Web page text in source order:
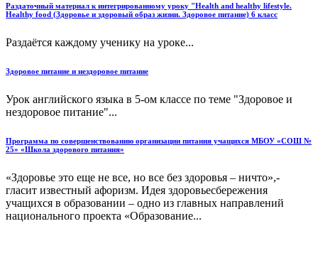
Раздаточный материал к интегрированному уроку "Health and healthy lifestyle.
Healthy food (Здоровье и здоровый образ жизни. Здоровое питание) 6 класс
Раздаётся каждому ученику на уроке...
Здоровое питание и нездоровое питание
Урок английского языка в 5-ом классе по теме "Здоровое и
нездоровое питание"...
Программа по совершенствованию организации питания учащихся МБОУ «СОШ №
25» «Школа здорового питания»
«Здоровье это еще не все, но все без здоровья – ничто»,-
гласит известный афоризм. Идея здоровьесбережения
учащихся в образовании – одно из главных направлений
национального проекта «Образование...